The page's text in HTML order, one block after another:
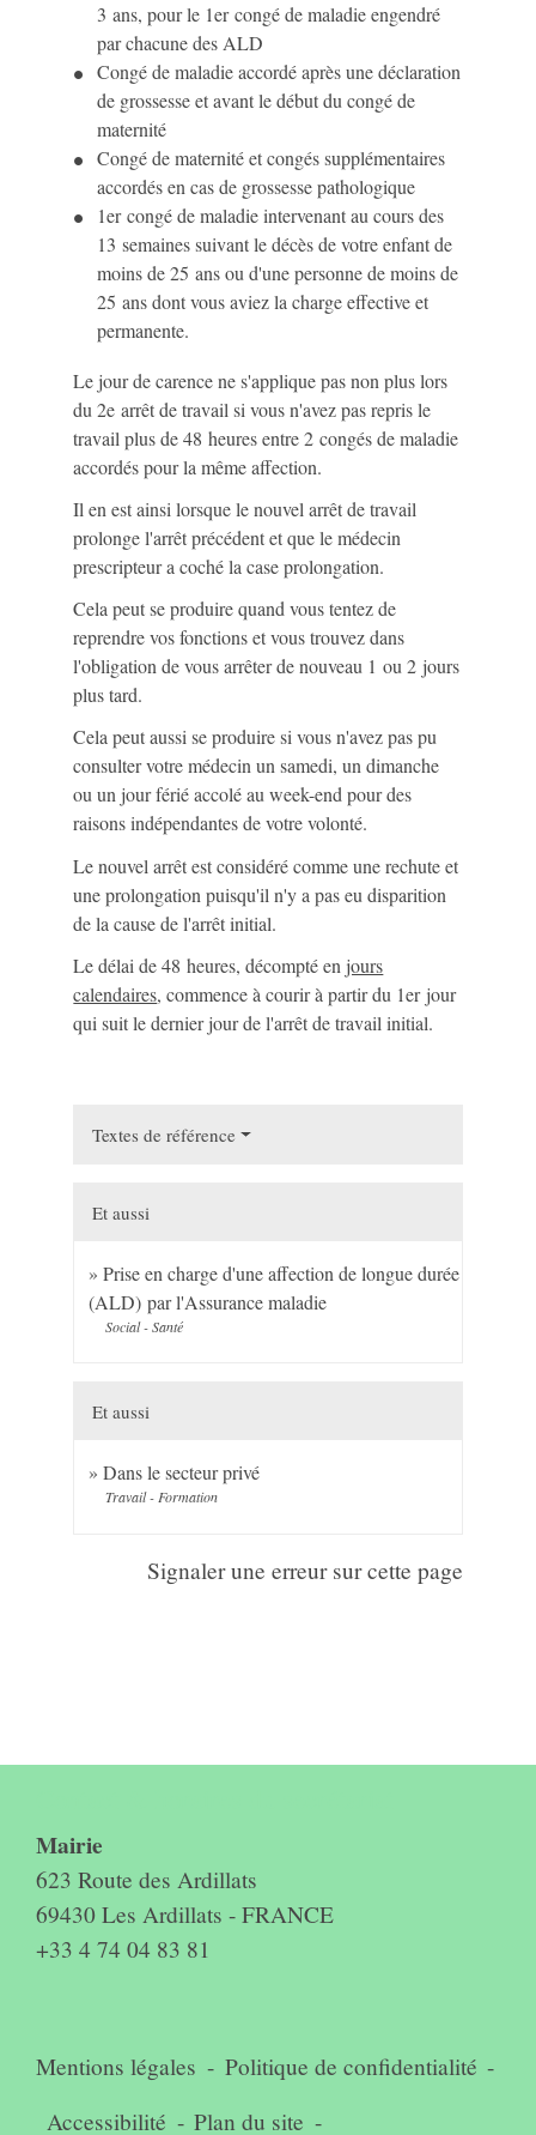
3 ans, pour le 1ercongé de maladie engendré
par chacune des ALD
Congé de maladie accordé après une déclaration
de grossesse et avant le début du congé de
maternité
Congé de maternité et congés supplémentaires
accordés en cas de grossesse pathologique
1ercongé de maladie intervenant au cours des
13 semaines suivant le décès de votre enfant de
moins de 25 ans ou d'une personne de moins de
25 ans dont vous aviez la charge effective et
permanente.
Le jour de carence ne s'applique pas non plus lors
du 2e arrêt de travail si vous n'avez pas repris le
travail plus de 48 heures entre 2 congés de maladie
accordés pour la même affection.
Il en est ainsi lorsque le nouvel arrêt de travail
prolonge l'arrêt précédent et que le médecin
prescripteur a coché la case prolongation.
Cela peut se produire quand vous tentez de
reprendre vos fonctions et vous trouvez dans
l'obligation de vous arrêter de nouveau 1 ou 2 jours
plus tard.
Cela peut aussi se produire si vous n'avez pas pu
consulter votre médecin un samedi, un dimanche
ou un jour férié accolé au week-end pour des
raisons indépendantes de votre volonté.
Le nouvel arrêt est considéré comme une rechute et
une prolongation puisqu'il n'y a pas eu disparition
de la cause de l'arrêt initial.
Le délai de 48 heures, décompté en jours
calendaires, commence à courir à partir du 1erjour
qui suit le dernier jour de l'arrêt de travail initial.
Textes de référence
Et aussi
Prise en charge d'une affection de longue durée
(ALD) par l'Assurance maladie
Social - Santé
Et aussi
Dans le secteur privé
Travail - Formation
Signaler une erreur sur cette page
Mairie
623 Route des Ardillats
69430 Les Ardillats - FRANCE
+33 4 74 04 83 81
Mentions légales - Politique de confidentialité -
Accessibilité - Plan du site -